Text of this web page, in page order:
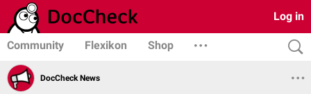
Log in
Community Flexikon Shop
DocCheck News